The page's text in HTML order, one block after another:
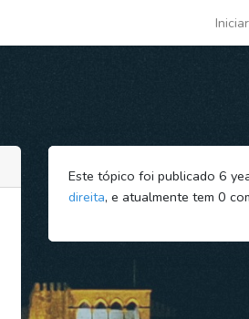
Este tópico foi publicado 6
direita, e atualmente tem 0